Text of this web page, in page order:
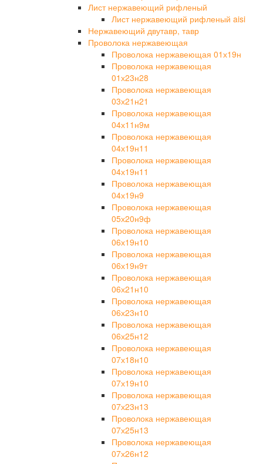
Лист нержавеющий рифленый
Лист нержавеющий рифленый aisi
Нержавеющий двутавр, тавр
Проволока нержавеющая
Проволока нержавеющая 01х19н
Проволока нержавеющая
01х23н28
Проволока нержавеющая
03х21н21
Проволока нержавеющая
04х11н9м
Проволока нержавеющая
04х19н11
Проволока нержавеющая
04х19н11
Проволока нержавеющая
04х19н9
Проволока нержавеющая
05х20н9ф
Проволока нержавеющая
06х19н10
Проволока нержавеющая
06х19н9т
Проволока нержавеющая
06х21н10
Проволока нержавеющая
06х23н10
Проволока нержавеющая
06х25н12
Проволока нержавеющая
07х18н10
Проволока нержавеющая
07х19н10
Проволока нержавеющая
07х23н13
Проволока нержавеющая
07х25н13
Проволока нержавеющая
07х26н12